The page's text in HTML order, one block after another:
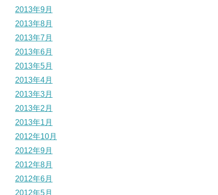
2013年9月
2013年8月
2013年7月
2013年6月
2013年5月
2013年4月
2013年3月
2013年2月
2013年1月
2012年10月
2012年9月
2012年8月
2012年6月
2012年5月